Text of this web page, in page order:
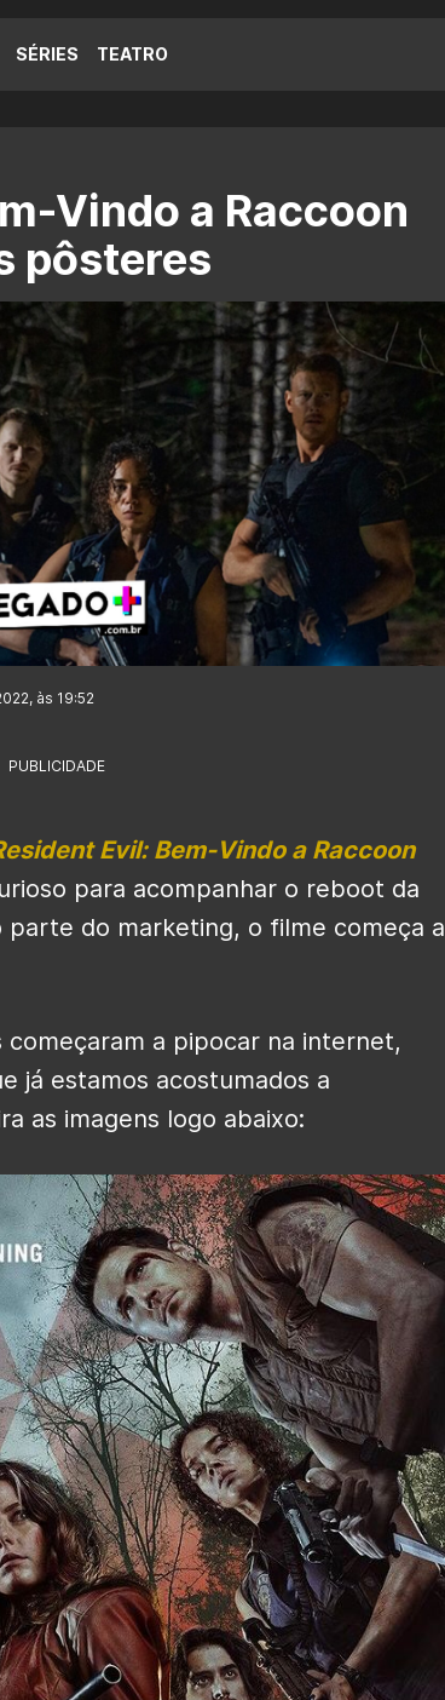
SÉRIES TEATRO
Vindo a Raccoon
pôsteres
às 19:52
PUBLICIDADE
Evil: Bem-Vindo a Raccoon
para acompanhar o reboot da
parte do marketing, o filme começa a
começaram a pipocar na internet,
já estamos acostumados a
as imagens logo abaixo: